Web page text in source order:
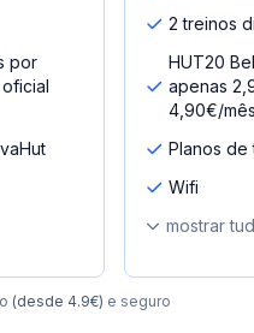
por
2 treinos
HUT20
apenas
4,90€/
Planos de
Wifi
mostrar
(desde 4.9€) e seguro